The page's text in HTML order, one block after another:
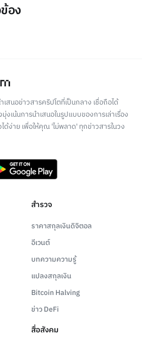
อง
เสนอข่าวสารคริปโตที่เป็นกลาง เชื่อถือได้
งเน้นการนำเสนอในรูปแบบของการเล่าเรื่อง
ด้ง่าย เพื่อให้คุณ 'ไม่พลาด' ทุกข่าวสารในวง
สำรวจ
ราคาสกุลเงินดิจิตอล
อีเวนต์
บทความความรู้
แปลงสกุลเงิน
Bitcoin Halving
ข่าว DeFi
สื่อสังคม